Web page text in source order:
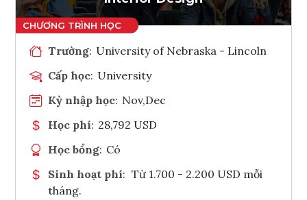
Trường: University of Nebraska - Lincoln
Cấp học: University
Kỳ nhập học: Nov,Dec
Học phí: 28,792 USD
Học bổng: Có
Sinh hoạt phí: Từ 1.700 - 2.200 USD mỗi
tháng.